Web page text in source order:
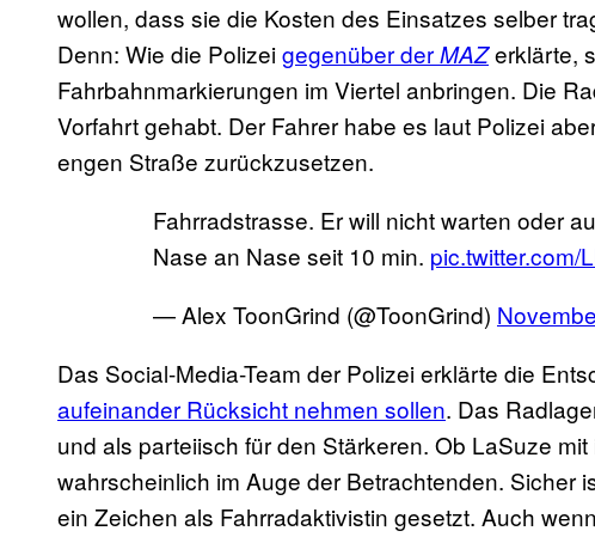
wollen, dass sie die Kosten des Einsatzes selber
Denn: Wie die Polizeigegenüber derMAZerklärte,
Fahrbahnmarkierungen im Viertel anbringen. Die
Vorfahrt gehabt. Der Fahrer habe es laut Polizei
engen Straße zurückzusetzen.
Fahrradstrasse. Er will nicht warten oder
Nase an Nase seit 10 min. pic.twitter.com/
— Alex ToonGrind (@ToonGrind)
Das Social-Media-Team der Polizei erklärte die
aufeinander Rücksicht nehmen sollen. Das
und als parteiisch für den Stärkeren. Ob LaSuze
wahrscheinlich im Auge der Betrachtenden. Sicher
ein Zeichen als Fahrradaktivistin gesetzt. Auch